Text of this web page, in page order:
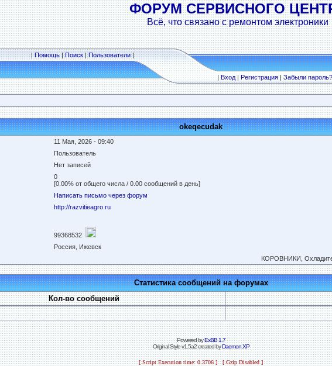
ФОРУМ СЕРВИСНОГО
Всё, что связано с ремонтом электроники
|Помощь|Поиск|Пользователи|
|Вход|Регистрация|Забыли пароль?
okeqecudak
11 Мая, 2026 - 09:40
Пользователь
Нет записей
0
[0.00% от общего числа / 0.00 сообщений в день]
Написать письмо через форум
http://razvitieagro.ru
99368532
Россия, Ижевск
КОРОВНИКИ,
Статистика сообщений на форумах
Кол-во сообщений
Powered byExBB 1.7
Original Style v1.5a2 created byDaemon.XP
[ Script Execution time: 0.3706 ] [ Gzip Disabled ]